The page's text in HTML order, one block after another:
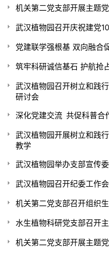
机关第二党支部开展主题
武汉植物园召开庆祝建党
党建联学强根基 双向融合
筑牢科研诚信基石 护航抢
武汉植物园召开树立和践
研讨会
深化党建交流 共促科普合
武汉植物园开展树立和践
教学
武汉植物园举办支部宣传
武汉植物园召开纪委工作
机关第二党支部召开组织
水生植物科研党支部召开
机关第二党支部开展主题